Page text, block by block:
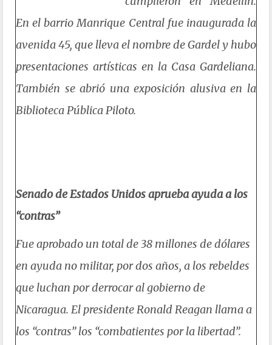
En el barrio Manrique Central fue inaugurada la
avenida 45, que lleva el nombre de Gardel y hubo
presentaciones artísticas en la Casa Gardeliana.
También se abrió una exposición alusiva en la
Biblioteca Pública Piloto.
Senado de Estados Unidos aprueba ayuda a los
“contras”
Fue aprobado un total de 38 millones de dólares
en ayuda no militar, por dos años, a los rebeldes
que luchan por derrocar al gobierno de
Nicaragua. El presidente Ronald Reagan llama a
los “contras” los “combatientes por la libertad”.